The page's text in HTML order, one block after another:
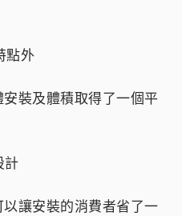
點外
裝及體積取得了一個平
計
讓安裝的消費者省了一